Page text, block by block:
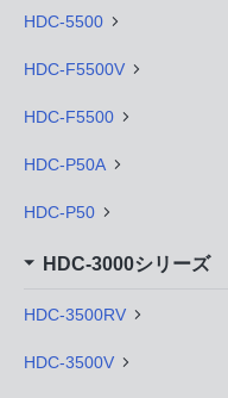
HDC-5500
HDC-F5500V
HDC-F5500
HDC-P50A
HDC-P50
HDC-3000シリーズ
HDC-3500RV
HDC-3500V